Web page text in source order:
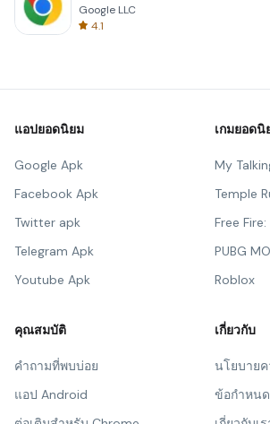
Google LLC
4.1
แอปยอดนิยม
Google Apk
Facebook Apk
Twitter apk
Telegram Apk
Youtube Apk
เกมยอดนิ
My
Temple
Free
PUBG
Roblox
คุณสมบัติ
คำถามที่พบบ่อย
แอป Android
เกี่ยวกับ
นโยบาย
ข้อกำหนด